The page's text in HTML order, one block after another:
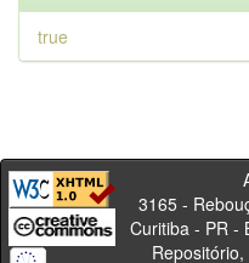
true
Av.
3165 -
Curitiba